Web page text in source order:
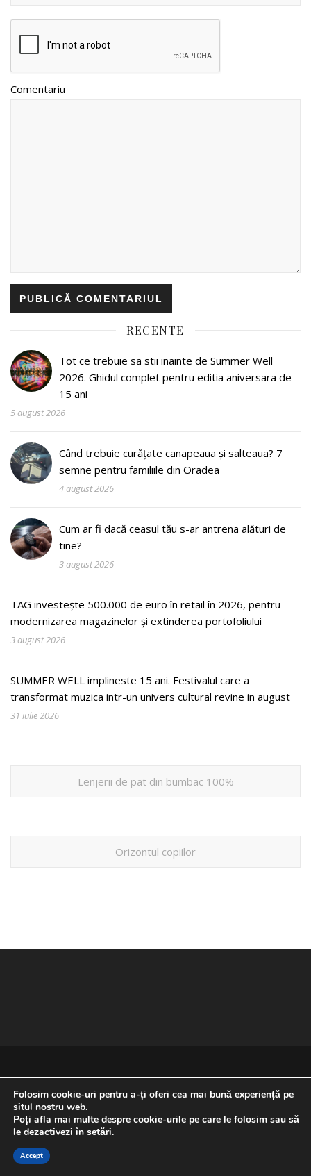
Comentariu
RECENTE
Tot ce trebuie sa stii inainte de Summer Well
2026. Ghidul complet pentru editia aniversara de
15 ani
5 august 2026
Când trebuie curățate canapeaua și salteaua? 7
semne pentru familiile din Oradea
4 august 2026
Cum ar fi dacă ceasul tău s-ar antrena alături de
tine?
3 august 2026
TAG investește 500.000 de euro în retail în 2026, pentru
modernizarea magazinelor și extinderea portofoliului
3 august 2026
SUMMER WELL implineste 15 ani. Festivalul care a
transformat muzica intr-un univers cultural revine in august
31 iulie 2026
Lenjerii de pat din bumbac 100%
Orizontul copiilor
REVENIRE LA ÎNCEPUTUL PAGINII
Folosim cookie-uri pentru a-ți oferi cea mai bună experiență pe
situl nostru web.
Poți afla mai multe despre cookie-urile pe care le folosim sau să
le dezactivezi în setări.
Accept